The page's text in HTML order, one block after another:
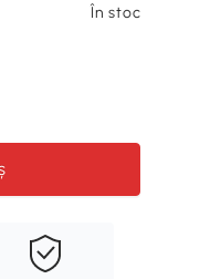
În stoc